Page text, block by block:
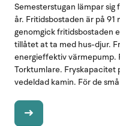
Semesterstugan lämpar sig
år. Fritidsbostaden är på 91
genomgick fritidsbostaden
tillåtet at ta med hus-djur.
energieffektiv värmepump.
Torktumlare. Fryskapacitet
vedeldad kamin. För de